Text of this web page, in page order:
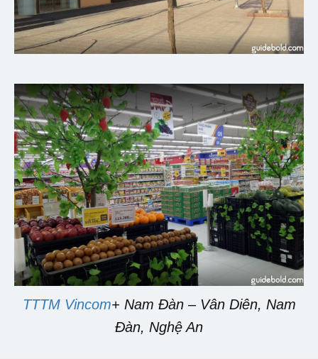
TTTM Vincom+ Nam Đàn – Vân Diên, Nam
Đàn, Nghệ An